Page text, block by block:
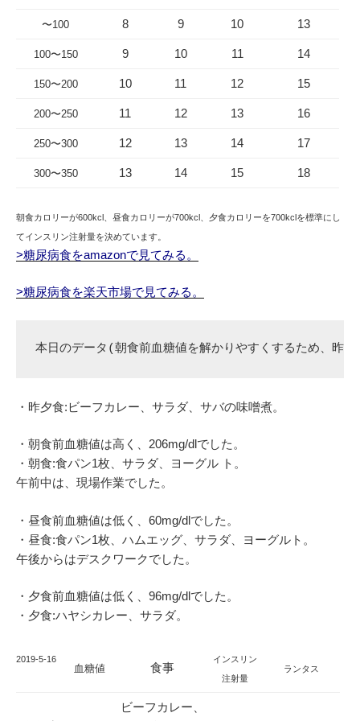
〜100 8 9 10 13
100〜150 9 10 11 14
150〜200 10 11 12 15
200〜250 11 12 13 16
250〜300 12 13 14 17
300〜350 13 14 15 18
朝食カロリーが600kcl、昼食カロリーが700kcl、夕食カロリーを700kclを標準にし
てインスリン注射量を決めています。
>糖尿病食をamazonで見てみる。
>糖尿病食を楽天市場で見てみる。
本日のデータ(朝食前血糖値を解かりやすくするため、昨
・昨夕食:ビーフカレー、サラダ、サバの味噌煮。
・朝食前血糖値は高く、206mg/dlでした。
・朝食:食パン1枚、サラダ、ヨーグル ト。
午前中は、現場作業でした。
・昼食前血糖値は低く、60mg/dlでした。
・昼食:食パン1枚、ハムエッグ、サラダ、ヨーグルト。
午後からはデスクワークでした。
・夕食前血糖値は低く、96mg/dlでした。
・夕食:ハヤシカレー、サラダ。
2019-5-16
血糖値 食事
インスリン
注射量
ランタス
ビーフカレー、